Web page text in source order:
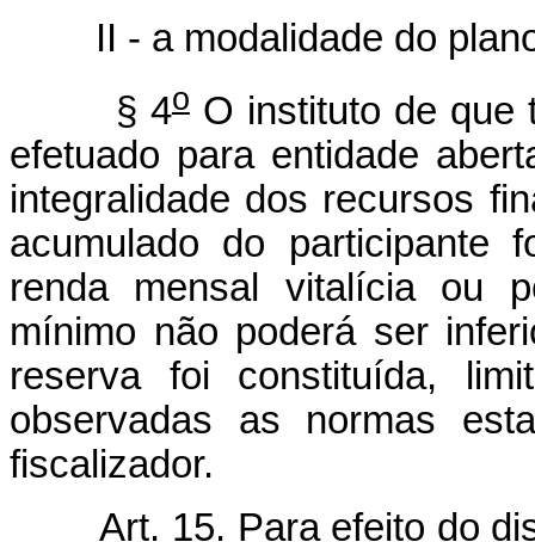
II - a modalidade do
§ 4oO instituto de que
efetuado para entidade
integralidade dos recursos
acumulado do participante
renda mensal vitalícia ou
mínimo não poderá ser
reserva foi constituída,
observadas as normas
fiscalizador.
Art. 15. Para efeito do